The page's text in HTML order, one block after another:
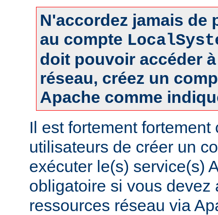
N'accordez jamais de
au compte
doit pouvoir accéder
réseau, créez un
Apache comme
Il est fortement
utilisateurs de créer un
exécuter le(s) service(s)
obligatoire si vous devez
ressources réseau via